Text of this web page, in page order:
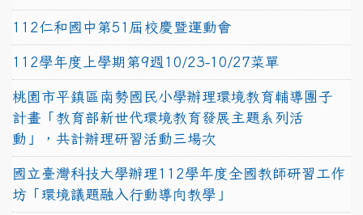
112仁和國中第51屆校慶暨運動會
112學年度上學期第9週10/23-10/27菜單
桃園市平鎮區南勢國民小學辦理環境教育輔導團子
計畫「教育部新世代環境教育發展主題系列活
動」，共計辦理研習活動三場次
國立臺灣科技大學辦理112學年度全國教師研習工作
坊「環境議題融入行動導向教學」